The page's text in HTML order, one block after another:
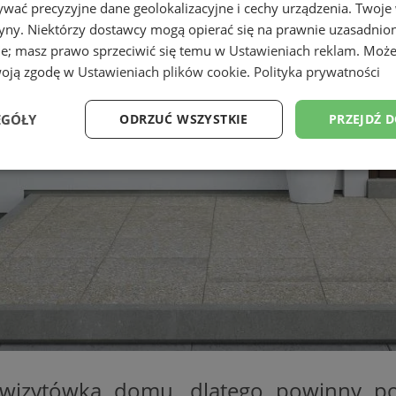
precyzyjne dane geolokalizacyjne i cechy urządzenia.
Niektórzy dostawcy mogą opierać się na prawnie
masz prawo sprzeciwić się temu w Ustawieniach reklam.
zgodę w Ustawieniach plików cookie. Polityka prywatności
PRZEJDŹ
ODRZUĆ WSZYSTKIE
Wydajność Targetowanie Funkcjonalność
Wydajność Targetowanie Funkcjonalność
niezbędnych plików cookie nie można prawidłowo korzystać ze strony
Domena
przechowywania